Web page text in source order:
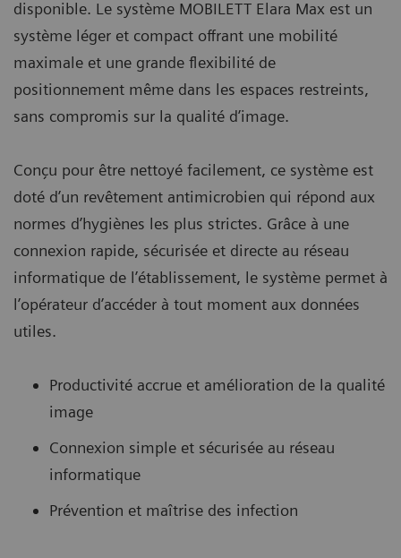
disponible. Le système MOBILETT Elara Max est un
système léger et compact offrant une mobilité
maximale et une grande flexibilité de
positionnement même dans les espaces restreints,
sans compromis sur la qualité d’image.
Conçu pour être nettoyé facilement, ce système est
doté d’un revêtement antimicrobien qui répond aux
normes d’hygiènes les plus strictes. Grâce à une
connexion rapide, sécurisée et directe au réseau
informatique de l’établissement, le système permet à
l’opérateur d’accéder à tout moment aux données
utiles.
Productivité accrue et amélioration de la qualité
image
Connexion simple et sécurisée au réseau
informatique
Prévention et maîtrise des infection